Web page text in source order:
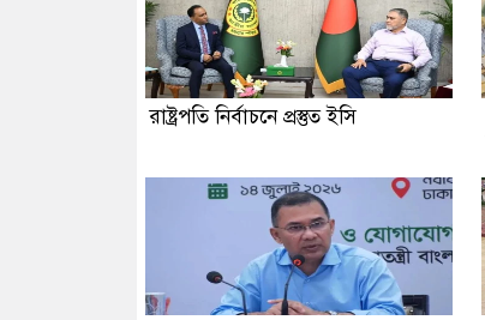
রাষ্ট্রপতি নির্বাচনে প্রস্তুত ইসি